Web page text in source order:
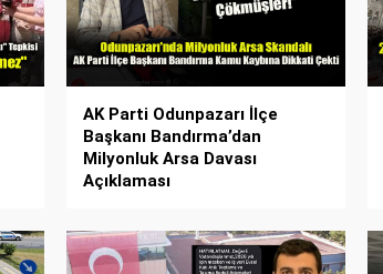
AK Parti Odunpazarı İlçe
Başkanı Bandırma’dan
Milyonluk Arsa Davası
Açıklaması